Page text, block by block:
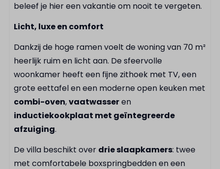
Badkamer
Inloop regendouche
Föhn
Buiten
Parasol
Buitenterras
Faciliteiten
beleef je hier een vakantie om nooit te vergeten.
Licht, luxe en comfort
Dankzij de hoge ramen voelt de woning van 70 m²
heerlijk ruim en licht aan. De sfeervolle
woonkamer heeft een fijne zithoek met TV, een
grote eettafel en een moderne open keuken met
combi-oven,vaatwasseren
inductiekookplaat met geïntegreerde
afzuiging.
De villa beschikt over drie slaapkamers: twee
met comfortabele boxspringbedden en een